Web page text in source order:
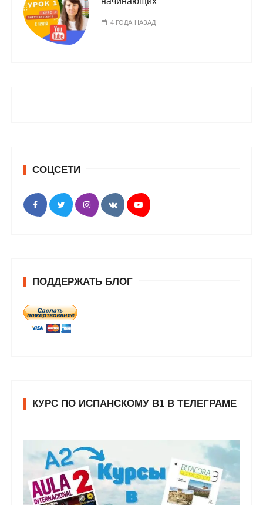
4 ГОДА НАЗАД
СОЦСЕТИ
ПОДДЕРЖАТЬ БЛОГ
КУРС ПО ИСПАНСКОМУ В1 В ТЕЛЕГРАМЕ